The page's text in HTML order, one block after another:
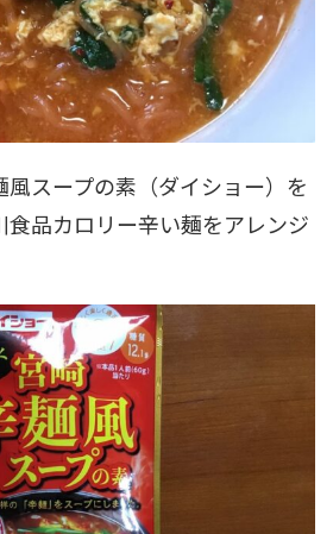
風スープの素（ダイショー）を
食品カロリー辛い麺をアレンジ